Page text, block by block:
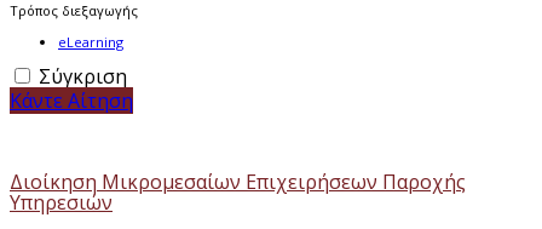
Τρόπος διεξαγωγής
eLearning
Σύγκριση
Κάντε Αίτηση
Διοίκηση Μικρομεσαίων Επιχειρήσεων Παροχής
Υπηρεσιών